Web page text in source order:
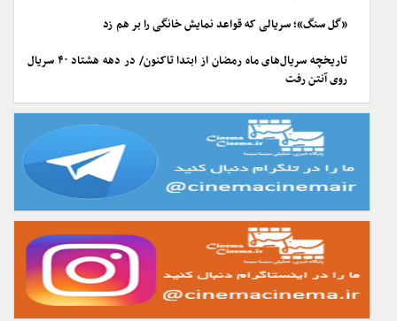
«گل سنگ»؛ سریالی که قواعد نمایش خانگی را بر هم زد
تاریخچه سریال‌های ماه رمضان از ابتدا تاکنون/ در دهه هشتاد ۴۰ سریال
روی آنتن رفت